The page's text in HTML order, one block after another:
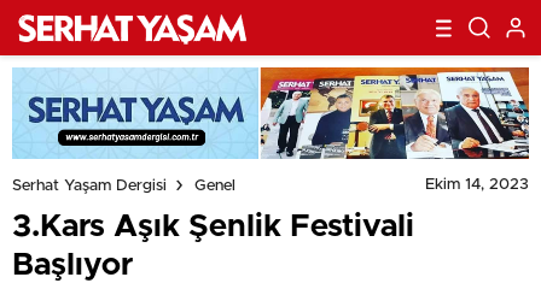
Serhat Yaşam Dergisi Genel Ekim 14, 2023
3.Kars Aşık Şenlik Festivali
Başlıyor